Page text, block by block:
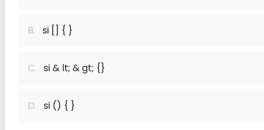
B. si [] { }
C. si & lt; & gt; {}
D. si () { }